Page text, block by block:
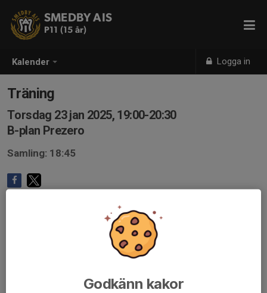
Kalender Logga in
SMEDBY AIS
P11 (15 år)
Träning
Torsdag 23 jan 2025, 19:00-20:30
B-plan Prezero
Samling: 18:45
Godkänn kakor